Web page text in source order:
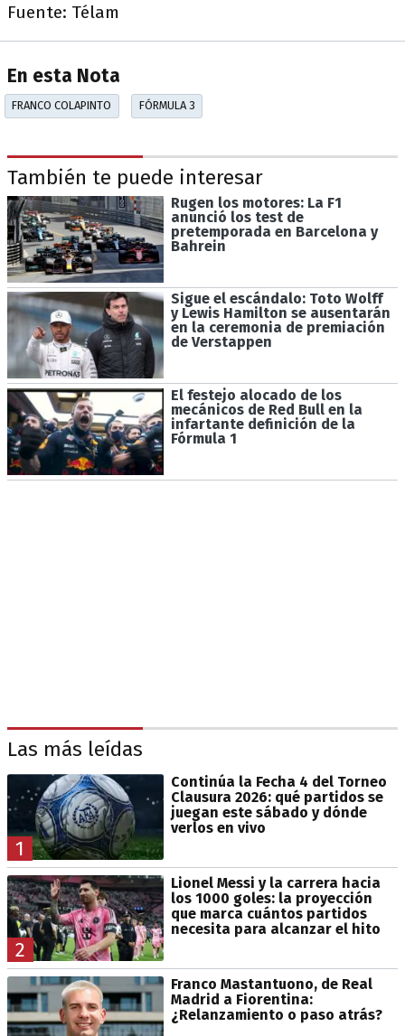
Fuente: Télam
En esta Nota
FRANCO COLAPINTO FÓRMULA 3
También te puede interesar
Rugen los motores: La F1
anunció los test de
pretemporada en Barcelona y
Bahrein
Sigue el escándalo: Toto Wolff
y Lewis Hamilton se ausentarán
en la ceremonia de premiación
de Verstappen
El festejo alocado de los
mecánicos de Red Bull en la
infartante definición de la
Fórmula 1
Las más leídas
1
Continúa la Fecha 4 del Torneo
Clausura 2026: qué partidos se
juegan este sábado y dónde
verlos en vivo
2
Lionel Messi y la carrera hacia
los 1000 goles: la proyección
que marca cuántos partidos
necesita para alcanzar el hito
Franco Mastantuono, de Real
Madrid a Fiorentina:
¿Relanzamiento o paso atrás?